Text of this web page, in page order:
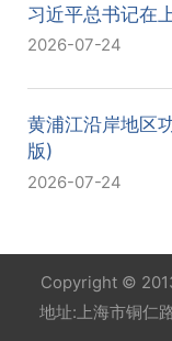
习近平总书记在
2026-07-24
黄浦江沿岸地区
版)
2026-07-24
Copyright ©
地址:上海市铜仁